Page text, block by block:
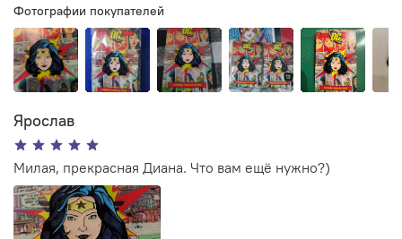
Фотографии покупателей
Ярослав
Милая, прекрасная Диана. Что вам ещё нужно?)